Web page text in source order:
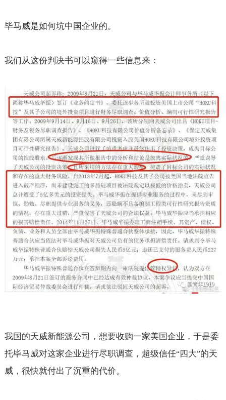
毕马威是如何坑中国企业的。
我们从这份判决书可以窥得一些信息来：
我国的天威新能源公司，想要收购一家美国企业，于是委
托毕马威对这家企业进行尽职调查，超级信任“四大”的天
威，很快就付出了沉重的代价。